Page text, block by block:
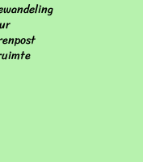
post